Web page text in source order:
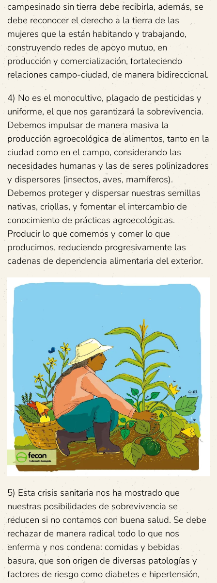
campesinado sin tierra debe recibirla, además, se
debe reconocer el derecho a la tierra de las
mujeres que la están habitando y trabajando,
construyendo redes de apoyo mutuo, en
producción y comercialización, fortaleciendo
relaciones campo-ciudad, de manera bidireccional.
4) No es el monocultivo, plagado de pesticidas y
uniforme, el que nos garantizará la sobrevivencia.
Debemos impulsar de manera masiva la
producción agroecológica de alimentos, tanto en la
ciudad como en el campo, considerando las
necesidades humanas y las de seres polinizadores
y dispersores (insectos, aves, mamíferos).
Debemos proteger y dispersar nuestras semillas
nativas, criollas, y fomentar el intercambio de
conocimiento de prácticas agroecológicas.
Producir lo que comemos y comer lo que
producimos, reduciendo progresivamente las
cadenas de dependencia alimentaria del exterior.
5) Esta crisis sanitaria nos ha mostrado que
nuestras posibilidades de sobrevivencia se
reducen si no contamos con buena salud. Se debe
rechazar de manera radical todo lo que nos
enferma y nos condena: comidas y bebidas
basura, que son origen de diversas patologías y
factores de riesgo como diabetes e hipertensión,